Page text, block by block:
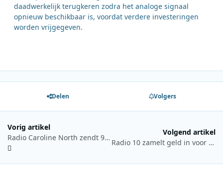
daadwerkelijk terugkeren zodra het analoge signaal
opnieuw beschikbaar is, voordat verdere investeringen
worden vrijgegeven.
Delen Volgers
Vorig artikel
Radio Caroline North zendt 9 en 10 mei live uit vanaf Ross Revenge
Volgend artikel
Radio 10 zamelt geld in voor Alpe d’HuZes met speciale veiling